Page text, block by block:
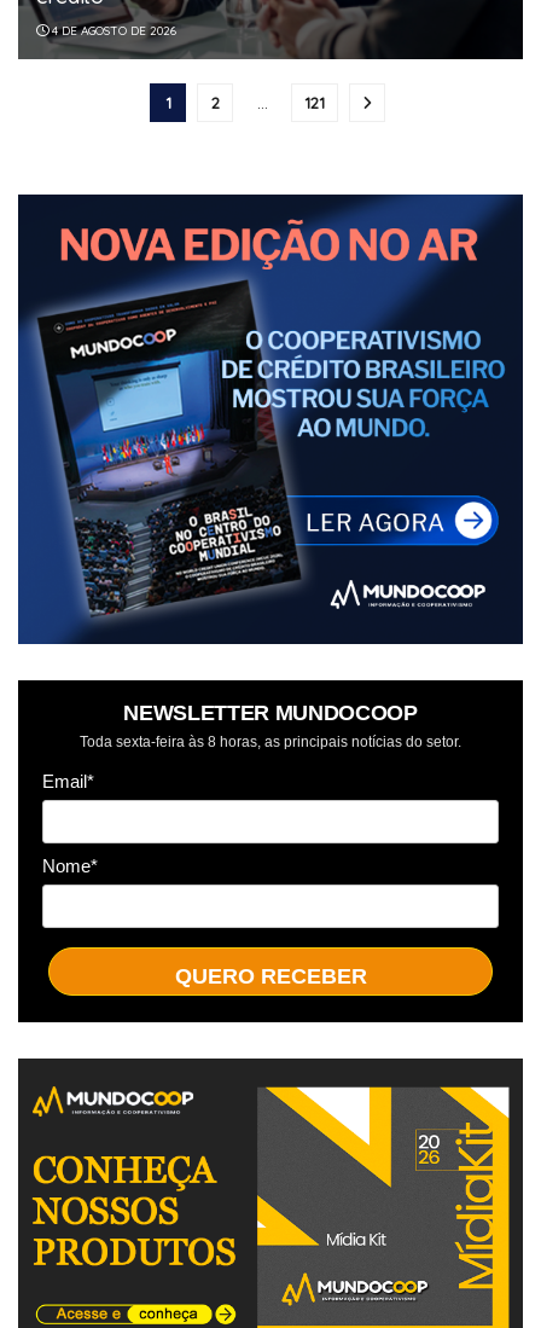
4 DE AGOSTO DE 2026
1 2 … 121
NEWSLETTER MUNDOCOOP
Toda sexta-feira às 8 horas, as principais notícias do setor.
Email*
Nome*
QUERO RECEBER